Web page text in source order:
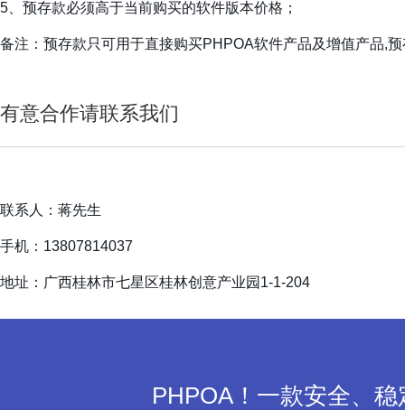
5、预存款必须高于当前购买的软件版本价格；
备注：预存款只可用于直接购买PHPOA软件产品及增值产品,
有意合作请联系我们
联系人：蒋先生
手机：13807814037
地址：广西桂林市七星区桂林创意产业园1-1-204
PHPOA！一款安全、